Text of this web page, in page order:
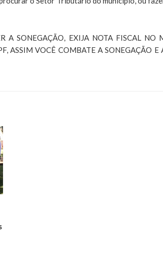
A SONEGAÇÃO, EXIJA NOTA FISCAL NO
ASSIM VOCÊ COMBATE A SONEGAÇÃO